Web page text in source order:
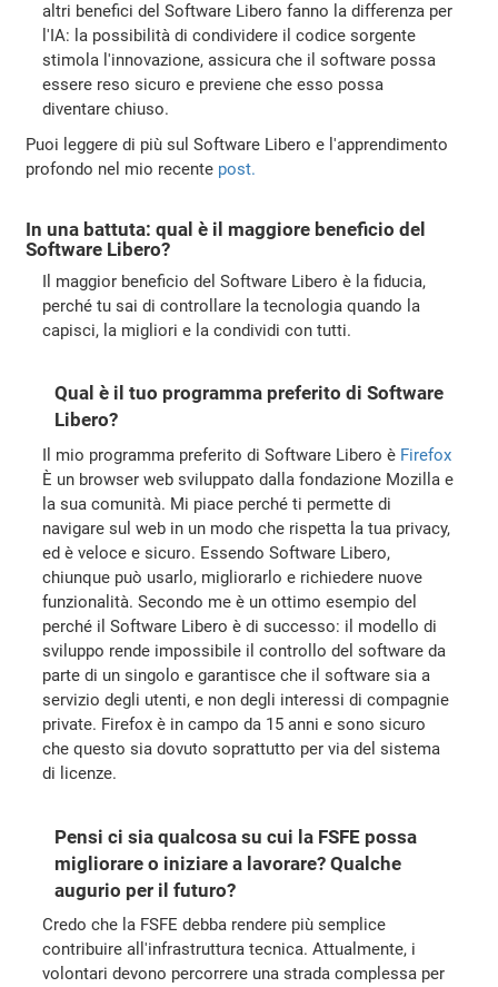
altri benefici del Software Libero fanno la differenza per
l'IA: la possibilità di condividere il codice sorgente
stimola l'innovazione, assicura che il software possa
essere reso sicuro e previene che esso possa
diventare chiuso.
Puoi leggere di più sul Software Libero e l'apprendimento
profondo nel mio recente post.
In una battuta: qual è il maggiore beneficio del
Software Libero?
Il maggior beneficio del Software Libero è la fiducia,
perché tu sai di controllare la tecnologia quando la
capisci, la migliori e la condividi con tutti.
Qual è il tuo programma preferito di Software
Libero?
Il mio programma preferito di Software Libero è Firefox
È un browser web sviluppato dalla fondazione Mozilla e
la sua comunità. Mi piace perché ti permette di
navigare sul web in un modo che rispetta la tua privacy,
ed è veloce e sicuro. Essendo Software Libero,
chiunque può usarlo, migliorarlo e richiedere nuove
funzionalità. Secondo me è un ottimo esempio del
perché il Software Libero è di successo: il modello di
sviluppo rende impossibile il controllo del software da
parte di un singolo e garantisce che il software sia a
servizio degli utenti, e non degli interessi di compagnie
private. Firefox è in campo da 15 anni e sono sicuro
che questo sia dovuto soprattutto per via del sistema
di licenze.
Pensi ci sia qualcosa su cui la FSFE possa
migliorare o iniziare a lavorare? Qualche
augurio per il futuro?
Credo che la FSFE debba rendere più semplice
contribuire all'infrastruttura tecnica. Attualmente, i
volontari devono percorrere una strada complessa per